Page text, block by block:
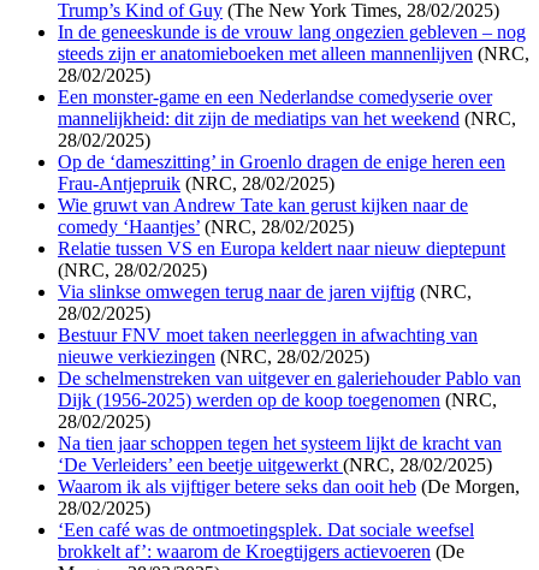
Trump’s Kind of Guy (The New York Times, 28/02/2025)
In de geneeskunde is de vrouw lang ongezien gebleven – nog
steeds zijn er anatomieboeken met alleen mannenlijven (NRC,
28/02/2025)
Een monster-game en een Nederlandse comedyserie over
mannelijkheid: dit zijn de mediatips van het weekend (NRC,
28/02/2025)
Op de ‘dameszitting’ in Groenlo dragen de enige heren een
Frau-Antjepruik (NRC, 28/02/2025)
Wie gruwt van Andrew Tate kan gerust kijken naar de
comedy ‘Haantjes’ (NRC, 28/02/2025)
Relatie tussen VS en Europa keldert naar nieuw dieptepunt
(NRC, 28/02/2025)
Via slinkse omwegen terug naar de jaren vijftig (NRC,
28/02/2025)
Bestuur FNV moet taken neerleggen in afwachting van
nieuwe verkiezingen (NRC, 28/02/2025)
De schelmenstreken van uitgever en galeriehouder Pablo van
Dijk (1956-2025) werden op de koop toegenomen (NRC,
28/02/2025)
Na tien jaar schoppen tegen het systeem lijkt de kracht van
‘De Verleiders’ een beetje uitgewerkt (NRC, 28/02/2025)
Waarom ik als vijftiger betere seks dan ooit heb (De Morgen,
28/02/2025)
‘Een café was de ontmoetingsplek. Dat sociale weefsel
brokkelt af’: waarom de Kroegtijgers actievoeren (De